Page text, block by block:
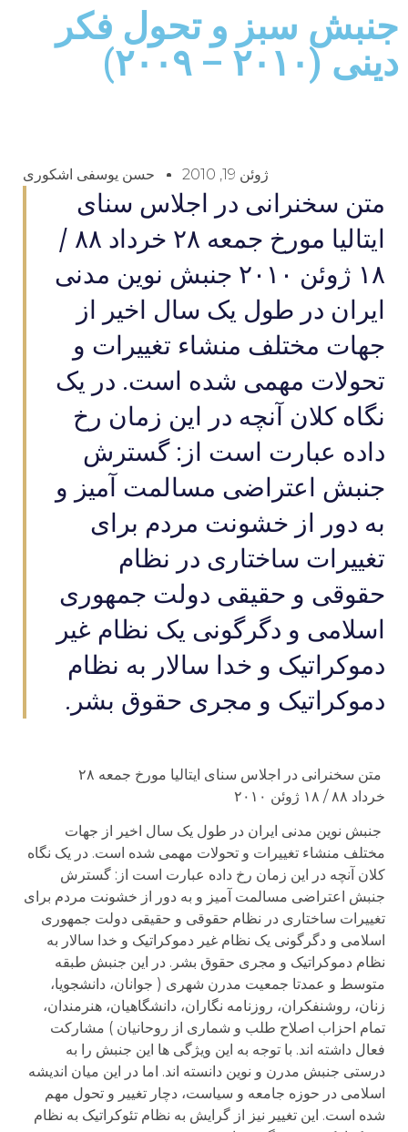
جنبش سبز و تحول فکر
دینی (۲۰۱۰ – ۲۰۰۹)
ژوئن 19, 2010 حسن یوسفی اشکوری
متن سخنرانی در اجلاس سنای
ایتالیا مورخ جمعه ۲۸ خرداد ۸۸ /
۱۸ ژوئن ۲۰۱۰ جنبش نوین مدنی
ایران در طول یک سال اخیر از
جهات مختلف منشاء تغییرات و
تحولات مهمی شده است. در یک
نگاه کلان آنچه در این زمان رخ
داده عبارت است از: گسترش
جنبش اعتراضی مسالمت آمیز و
به دور از خشونت مردم برای
تغییرات ساختاری در نظام
حقوقی و حقیقی دولت جمهوری
اسلامی و دگرگونی یک نظام غیر
دموکراتیک و خدا سالار به نظام
دموکراتیک و مجری حقوق بشر.
متن سخنرانی در اجلاس سنای ایتالیا مورخ جمعه ۲۸
خرداد ۸۸ / ۱۸ ژوئن ۲۰۱۰
جنبش نوین مدنی ایران در طول یک سال اخیر از جهات
مختلف منشاء تغییرات و تحولات مهمی شده است. در یک نگاه
کلان آنچه در این زمان رخ داده عبارت است از: گسترش
جنبش اعتراضی مسالمت آمیز و به دور از خشونت مردم برای
تغییرات ساختاری در نظام حقوقی و حقیقی دولت جمهوری
اسلامی و دگرگونی یک نظام غیر دموکراتیک و خدا سالار به
نظام دموکراتیک و مجری حقوق بشر. در این جنبش طبقه
متوسط و عمدتا جمعیت مدرن شهری ( جوانان، دانشجویا،
زنان، روشنفکران، روزنامه نگاران، دانشگاهیان، هنرمندان،
تمام احزاب اصلاح طلب و شماری از روحانیان ) مشارکت
فعال داشته اند. با توجه به این ویژگی ها این جنبش را به
درستی جنبش مدرن و نوین دانسته اند. اما در این میان اندیشه
اسلامی در حوزه جامعه و سیاست، دچار تغییر و تحول مهم
شده است. این تغییر نیز از گرایش به نظام تئوکراتیک به نظام